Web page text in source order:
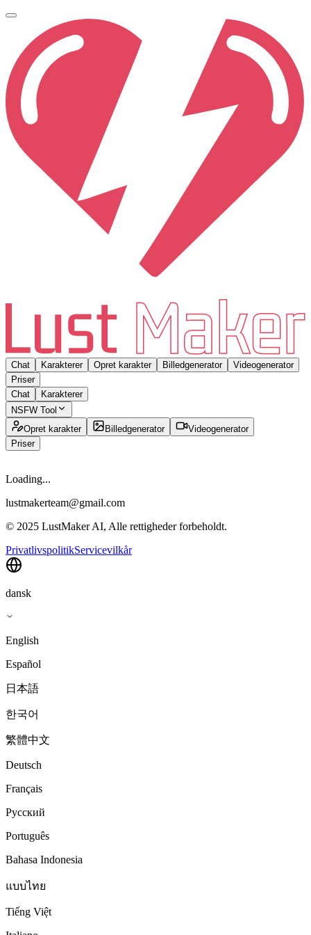
Chat Karakterer Opret karakter Billedgenerator
Videogenerator
Priser
Chat
Karakterer
NSFW Tool
Opret karakter
Billedgenerator
Videogenerator
Priser
Loading...
lustmakerteam@gmail.com
© 2025 LustMaker AI, Alle rettigheder forbeholdt.
PrivatlivspolitikServicevilkår
dansk
English
Español
日本語
한국어
繁體中文
Deutsch
Français
Русский
Português
Bahasa Indonesia
แบบไทย
Tiếng Việt